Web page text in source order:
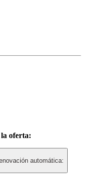
oferta:
automática: